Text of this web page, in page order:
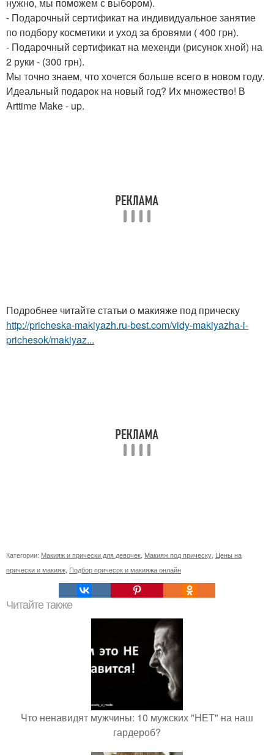
- Подарочный сертификат на индивидуальное занятие
по подбору косметики и уход за бровями ( 400 грн).
- Подарочный сертификат на мехенди (рисунок хной) на
2 руки - (300 грн).
Мы точно знаем, что хочется больше всего в новом году.
Идеальный подарок на новый год? Их множество! В
Arttime Make - up.
Подробнее читайте статьи о макияже под прическу
http://pricheska-makiyazh.ru-best.com/vidy-makiyazha-i-
prichesok/makiyaz...
Категории: Макияж и прически для девочек Макияж под прическу Цены на
прически и макияж Подбор причесок и макияжа онлайн
Читайте также
Что ненавидят мужчины: 10 мужских "НЕТ" на наш
гардероб?